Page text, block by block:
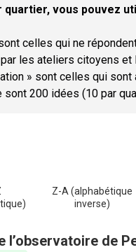
vous pouvez
celles qui ne
les ateliers citoyens et
» sont celles qui
sont 200 idées (10 par
Z-A (alphabétique
inverse)
l’observatoire de